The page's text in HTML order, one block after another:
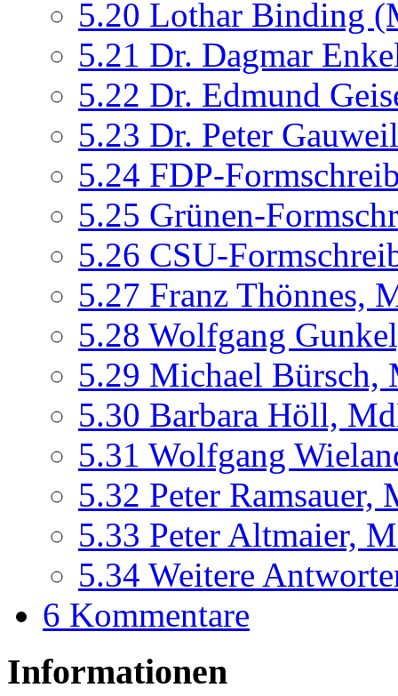
5.20 Lothar Binding
5.21 Dr. Dagmar
5.22 Dr. Edmund
5.23 Dr. Peter
5.24 FDP-
5.25 Grünen-
5.26 CSU-
5.27 Franz Thönnes,
5.28 Wolfgang
5.29 Michael Bürsch,
5.30 Barbara Höll,
5.31 Wolfgang
5.32 Peter Ramsauer,
5.33 Peter Altmaier,
5.34 Weitere
6 Kommentare
Informationen